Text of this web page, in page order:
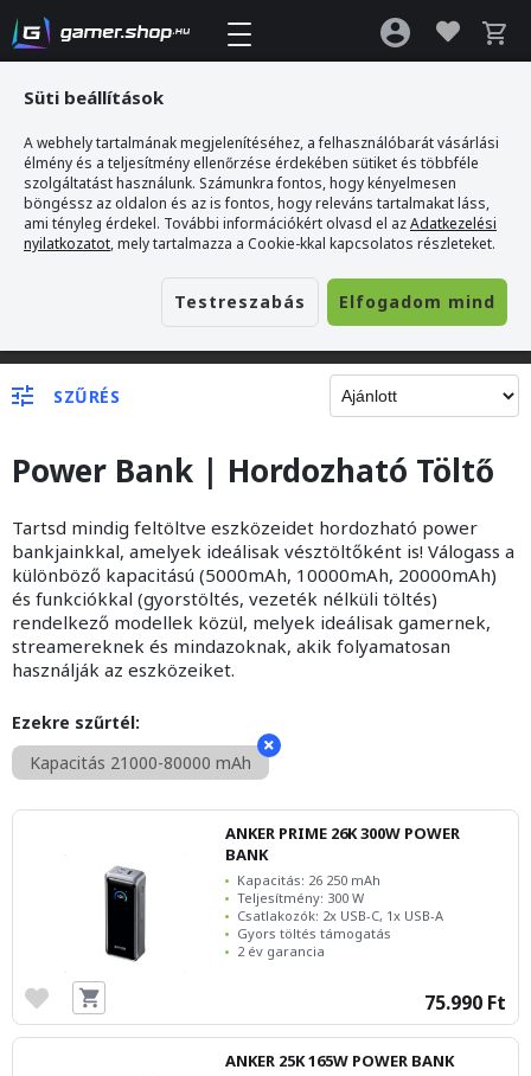
Töltők/Kábelek>Power bank >>20000 mAh
SZŰRÉS
Power Bank | Hordozható Töltő
Tartsd mindig feltöltve eszközeidet hordozható power
bankjainkkal, amelyek ideálisak vésztöltőként is! Válogass a
különböző kapacitású (5000mAh, 10000mAh, 20000mAh)
és funkciókkal (gyorstöltés, vezeték nélküli töltés)
rendelkező modellek közül, melyek ideálisak gamernek,
streamereknek és mindazoknak, akik folyamatosan
használják az eszközeiket.
Ezekre szűrtél:
Kapacitás 21000-80000 mAh
ANKER PRIME 26K 300W POWER
BANK
Kapacitás: 26 250 mAh
Teljesítmény: 300 W
Csatlakozók: 2x USB-C, 1x USB-A
Gyors töltés támogatás
2 év garancia
75.990 Ft
ANKER 25K 165W POWER BANK
Süti beállítások
A webhely tartalmának megjelenítéséhez, a felhasználóbarát vásárlási
élmény és a teljesítmény ellenőrzése érdekében sütiket és többféle
szolgáltatást használunk. Számunkra fontos, hogy kényelmesen
böngéssz az oldalon és az is fontos, hogy releváns tartalmakat láss,
ami tényleg érdekel. További információkért olvasd el azAdatkezelési
nyilatkozatot, mely tartalmazza a Cookie-kkal kapcsolatos részleteket.
Testreszabás Elfogadom mind